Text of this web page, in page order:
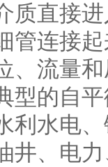
质直接
管连接
、流量
型的自
利水电
井、电